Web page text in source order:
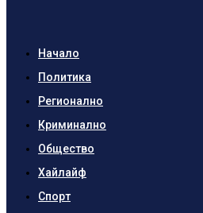
Начало
Политика
Регионално
Криминално
Общество
Хайлайф
Спорт